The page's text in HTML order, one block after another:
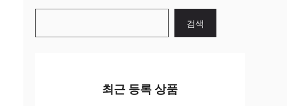
검색
최근 등록 상품